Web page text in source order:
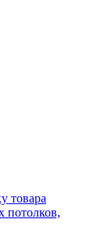
товара